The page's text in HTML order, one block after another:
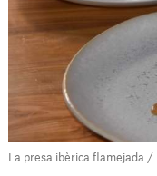
La presa ibèrica flamejada /